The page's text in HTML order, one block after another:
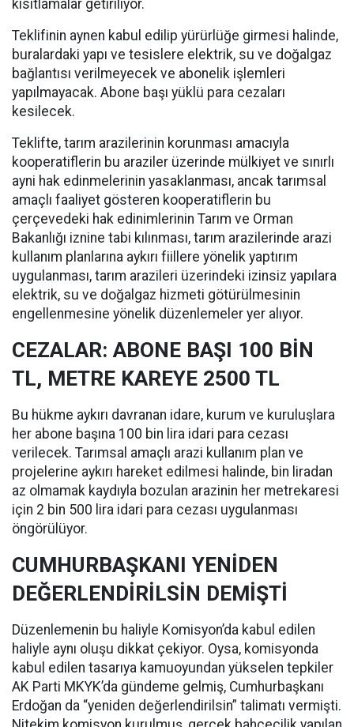
kısıtlamalar getiriliyor.
Teklifinin aynen kabul edilip yürürlüğe girmesi halinde,
buralardaki yapı ve tesislere elektrik, su ve doğalgaz
bağlantısı verilmeyecek ve abonelik işlemleri
yapılmayacak. Abone başı yüklü para cezaları
kesilecek.
Teklifte, tarım arazilerinin korunması amacıyla
kooperatiflerin bu araziler üzerinde mülkiyet ve sınırlı
ayni hak edinmelerinin yasaklanması, ancak tarımsal
amaçlı faaliyet gösteren kooperatiflerin bu
çerçevedeki hak edinimlerinin Tarım ve Orman
Bakanlığı iznine tabi kılınması, tarım arazilerinde arazi
kullanım planlarına aykırı fiillere yönelik yaptırım
uygulanması, tarım arazileri üzerindeki izinsiz yapılara
elektrik, su ve doğalgaz hizmeti götürülmesinin
engellenmesine yönelik düzenlemeler yer alıyor.
CEZALAR: ABONE BAŞI 100 BİN
TL, METRE KAREYE 2500 TL
Bu hükme aykırı davranan idare, kurum ve kuruluşlara
her abone başına 100 bin lira idari para cezası
verilecek. Tarımsal amaçlı arazi kullanım plan ve
projelerine aykırı hareket edilmesi halinde, bin liradan
az olmamak kaydıyla bozulan arazinin her metrekaresi
için 2 bin 500 lira idari para cezası uygulanması
öngörülüyor.
CUMHURBAŞKANI YENİDEN
DEĞERLENDİRİLSİN DEMİŞTİ
Düzenlemenin bu haliyle Komisyon’da kabul edilen
haliyle aynı oluşu dikkat çekiyor. Oysa, komisyonda
kabul edilen tasarıya kamuoyundan yükselen tepkiler
AK Parti MKYK’da gündeme gelmiş, Cumhurbaşkanı
Erdoğan da “yeniden değerlendirilsin” talimatı vermişti.